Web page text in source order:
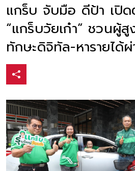
แกร็บ จับมือ ดีป้า เปิด
“แกร็บวัยเก๋า” ชวนผู้
ทักษะดิจิทัล-หารายได้